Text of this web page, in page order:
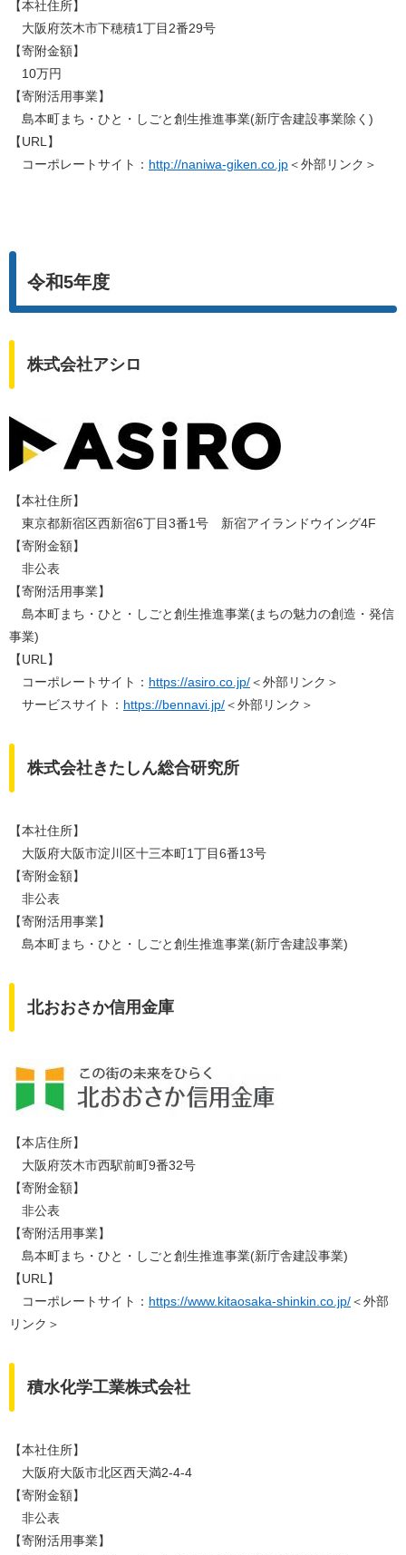
【本社住所】
大阪府茨木市下穂積1丁目2番29号
【寄附金額】
10万円
【寄附活用事業】
島本町まち・ひと・しごと創生推進事業(新庁舎建設事業除く)
【URL】
コーポレートサイト： http://naniwa-giken.co.jp＜外部リンク＞
令和5年度
株式会社アシロ
【本社住所】
東京都新宿区西新宿6丁目3番1号 新宿アイランドウイング4F
【寄附金額】
非公表
【寄附活用事業】
島本町まち・ひと・しごと創生推進事業(まちの魅力の創造・発信
事業)
【URL】
コーポレートサイト： https://asiro.co.jp/＜外部リンク＞
サービスサイト： https://bennavi.jp/＜外部リンク＞
株式会社きたしん総合研究所
【本社住所】
大阪府大阪市淀川区十三本町1丁目6番13号
【寄附金額】
非公表
【寄附活用事業】
島本町まち・ひと・しごと創生推進事業(新庁舎建設事業)
北おおさか信用金庫
【本店住所】
大阪府茨木市西駅前町9番32号
【寄附金額】
非公表
【寄附活用事業】
島本町まち・ひと・しごと創生推進事業(新庁舎建設事業)
【URL】
コーポレートサイト： https://www.kitaosaka-shinkin.co.jp/＜外部
リンク＞
積水化学工業株式会社
【本社住所】
大阪府大阪市北区西天満2-4-4
【寄附金額】
非公表
【寄附活用事業】